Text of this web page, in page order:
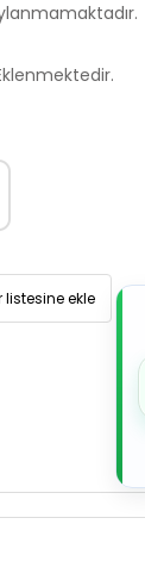
listesine ekle